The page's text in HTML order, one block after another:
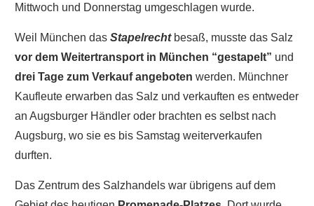
Mittwoch und Donnerstag umgeschlagen wurde.
Weil München das Stapelrecht besaß, musste das Salz
vor dem Weitertransport in München “gestapelt” und
drei Tage zum Verkauf angeboten werden. Münchner
Kaufleute erwarben das Salz und verkauften es entweder
an Augsburger Händler oder brachten es selbst nach
Augsburg, wo sie es bis Samstag weiterverkaufen
durften.
Das Zentrum des Salzhandels war übrigens auf dem